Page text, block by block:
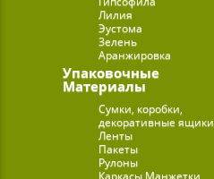
Лилия
Эустома
Зелень
Аранжировка
Упаковочные
Материалы
Сумки, коробки,
декоративные ящики
Ленты
Пакеты
Рулоны
Каркасы Манжетки